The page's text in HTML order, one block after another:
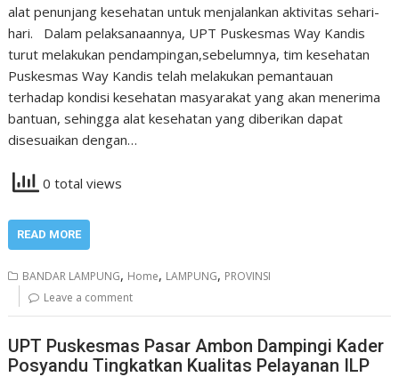
alat penunjang kesehatan untuk menjalankan aktivitas sehari-
hari. Dalam pelaksanaannya, UPT Puskesmas Way Kandis
turut melakukan pendampingan,sebelumnya, tim kesehatan
Puskesmas Way Kandis telah melakukan pemantauan
terhadap kondisi kesehatan masyarakat yang akan menerima
bantuan, sehingga alat kesehatan yang diberikan dapat
disesuaikan dengan…
0 total views
READ MORE
BANDAR LAMPUNG, Home, LAMPUNG, PROVINSI
Leave a comment
UPT Puskesmas Pasar Ambon Dampingi Kader
Posyandu Tingkatkan Kualitas Pelayanan ILP